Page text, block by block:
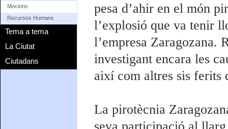
Mocions
Recursos Humans
Tema a tema
La Ciutat
Ciutadans
pesa d’ahir en el món
l’explosió que va tenir
l’empresa Zaragozana.
investigant encara les
així com altres sis ferits
La pirotècnia